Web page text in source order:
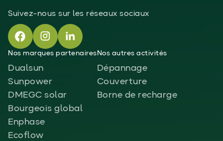
Suivez-nous sur les réseaux sociaux
Nos marques partenaires
Dualsun
Sunpower
DMEGC solar
Bourgeois global
Enphase
Ecoflow
Nos autres activités
Dépannage
Couverture
Borne de recharge